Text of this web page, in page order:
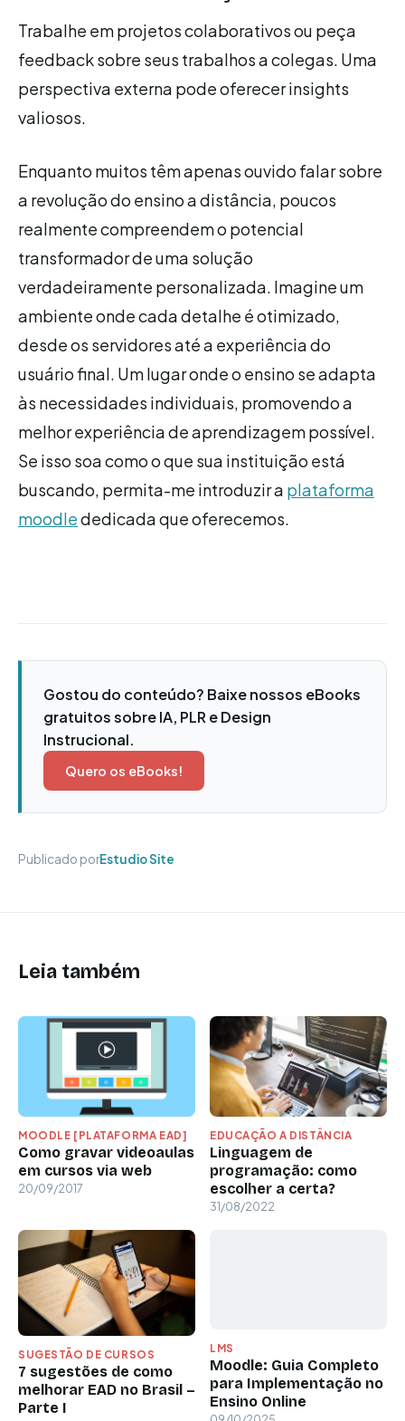
Trabalhe em projetos colaborativos ou peça
feedback sobre seus trabalhos a colegas. Uma
perspectiva externa pode oferecer insights
valiosos.
Enquanto muitos têm apenas ouvido falar sobre
a revolução do ensino a distância, poucos
realmente compreendem o potencial
transformador de uma solução
verdadeiramente personalizada. Imagine um
ambiente onde cada detalhe é otimizado,
desde os servidores até a experiência do
usuário final. Um lugar onde o ensino se adapta
às necessidades individuais, promovendo a
melhor experiência de aprendizagem possível.
Se isso soa como o que sua instituição está
buscando, permita-me introduzir a plataforma
moodlededicada que oferecemos.
Gostou do conteúdo? Baixe nossos eBooks
gratuitos sobre IA, PLR e Design
Instrucional.
Quero os eBooks!
Publicado porEstudio Site
Leia também
MOODLE [PLATAFORMA EAD]
Como gravar videoaulas
em cursos via web
20/09/2017
EDUCAÇÃO A DISTÂNCIA
Linguagem de
programação: como
escolher a certa?
31/08/2022
SUGESTÃO DE CURSOS
7 sugestões de como
melhorar EAD no Brasil –
Parte I
LMS
Moodle: Guia Completo
para Implementação no
Ensino Online